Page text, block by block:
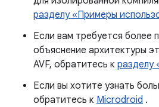
разделу «Примеры
Если вам требуется более
объяснение архитектуры
AVF, обратитесь к разделу
Если вы хотите узнать
обратитесь к Microdroid .